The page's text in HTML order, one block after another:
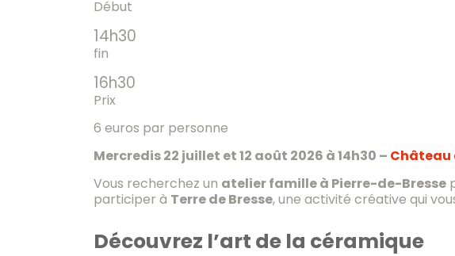
Début
14h30
fin
16h30
Prix
6 euros par personne
Mercredis 22 juillet et 12 août 2026 à 14h30 – Château
Vous recherchez un atelier famille à Pierre-de-Bresse
participer à Terre de Bresse, une activité créative qui
Découvrez l’art de la céramique